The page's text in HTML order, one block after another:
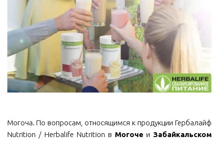
Могоча. По вопросам, относящимся к продукции Гербалайф
Nutrition / Herbalife Nutrition в Могочеи Забайкальском